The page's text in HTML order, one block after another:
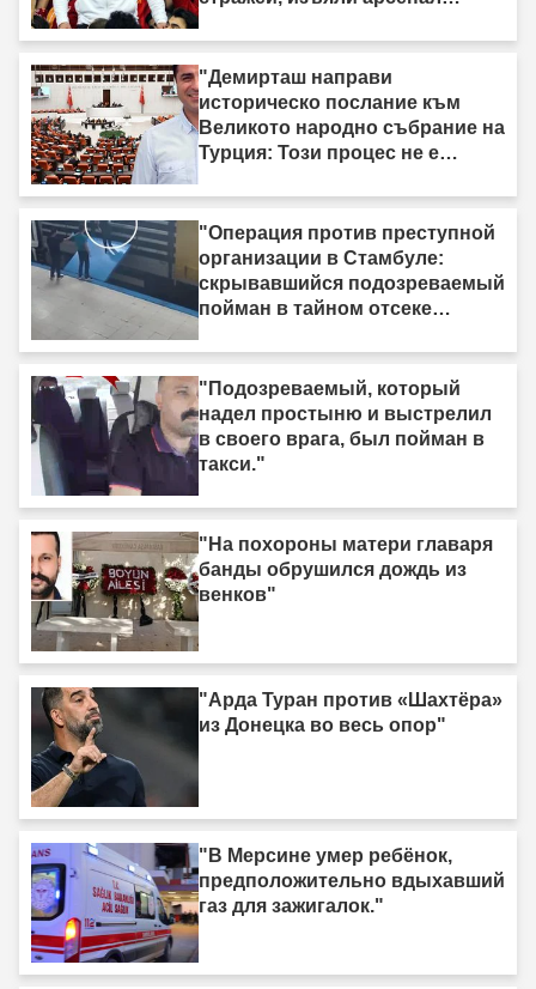
"Демирташ направи
историческо послание към
Великото народно събрание на
Турция: Този процес не е
"Операция против преступной
организации в Стамбуле:
скрывавшийся подозреваемый
пойман в тайном отсеке
"Подозреваемый, который
надел простыню и выстрелил
в своего врага, был пойман в
такси."
"На похороны матери главаря
банды обрушился дождь из
венков"
"Арда Туран против «Шахтёра»
из Донецка во весь опор"
"В Мерсине умер ребёнок,
предположительно вдыхавший
газ для зажигалок."